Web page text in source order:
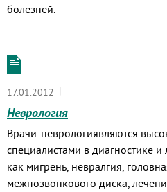
болезней.
17.01.2012 |
Неврология
Врачи-неврологиявляются
специалистами в диагностике
как мигрень, невралгия,
межпозвонкового диска,